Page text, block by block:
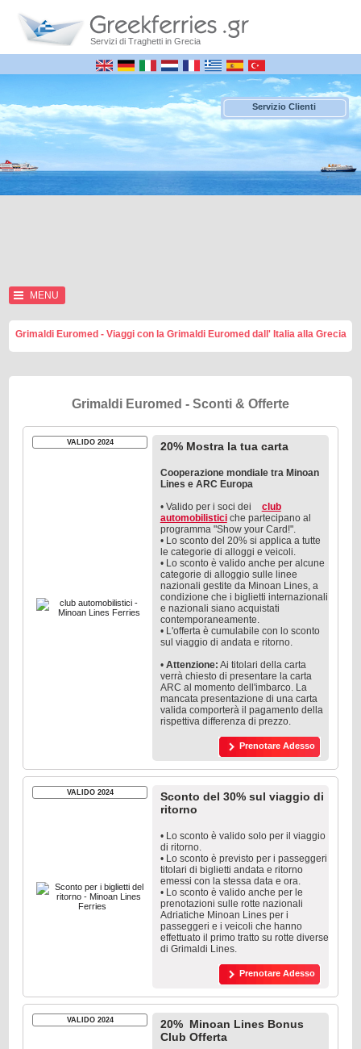
Servizi di Traghetti in Grecia
Servizio Clienti
MENU
Grimaldi Euromed - Viaggi con la Grimaldi Euromed dall' Italia alla Grecia
Grimaldi Euromed - Sconti & Offerte
VALIDO 2024 20% Mostra la tua carta
Cooperazione mondiale tra Minoan
Lines e ARC Europa
• Valido per i soci dei
club
automobilisticiche partecipano al
programma "Show your Card!".
• Lo sconto del 20% si applica a tutte
le categorie di alloggi e veicoli.
• Lo sconto è valido anche per alcune
categorie di alloggio sulle linee
nazionali gestite da Minoan Lines, a
condizione che i biglietti internazionali
e nazionali siano acquistati
contemporaneamente.
• L'offerta è cumulabile con lo sconto
sul viaggio di andata e ritorno.
• Attenzione: Ai titolari della carta
verrà chiesto di presentare la carta
ARC al momento dell'imbarco. La
mancata presentazione di una carta
valida comporterà il pagamento della
rispettiva differenza di prezzo.
Prenotare Adesso
VALIDO 2024
Sconto del 30% sul viaggio di
ritorno
• Lo sconto è valido solo per il viaggio
di ritorno.
• Lo sconto è previsto per i passeggeri
titolari di biglietti andata e ritorno
emessi con la stessa data e ora.
• Lo sconto è valido anche per le
prenotazioni sulle rotte nazionali
Adriatiche Minoan Lines per i
passeggeri e i veicoli che hanno
effettuato il primo tratto su rotte diverse
di Grimaldi Lines.
Prenotare Adesso
VALIDO 2024
20% Minoan Lines Bonus
Club Offerta